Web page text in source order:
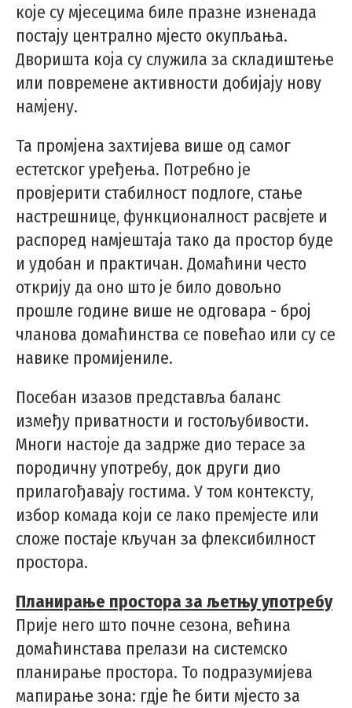
које су мјесецима биле празне изненада
постају централно мјесто окупљања.
Дворишта која су служила за складиштење
или повремене активности добијају нову
намјену.
Та промјена захтијева више од самог
естетског уређења. Потребно је
провјерити стабилност подлоге, стање
настрешнице, функционалност расвјете и
распоред намјештаја тако да простор буде
и удобан и практичан. Домаћини често
открију да оно што је било довољно
прошле године више не одговара - број
чланова домаћинства се повећао или су се
навике промијениле.
Посебан изазов представља баланс
између приватности и гостољубивости.
Многи настоје да задрже дио терасе за
породичну употребу, док други дио
прилагођавају гостима. У том контексту,
избор комада који се лако премјесте или
сложе постаје кључан за флексибилност
простора.
Планирање простора за љетњу употребу
Прије него што почне сезона, већина
домаћинстава прелази на системско
планирање простора. То подразумијева
мапирање зона: гдје ће бити мјесто за